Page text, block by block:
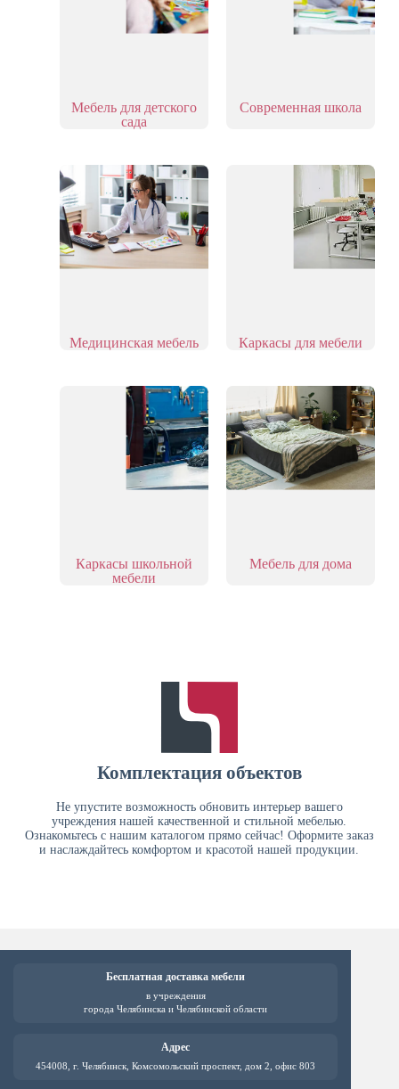
Мебель для детского
сада
Современная школа
Медицинская мебель Каркасы для мебели
Каркасы школьной
мебели
Мебель для дома
Комплектация объектов
Не упустите возможность обновить интерьер вашего
учреждения нашей качественной и стильной мебелью.
Ознакомьтесь с нашим каталогом прямо сейчас! Оформите заказ
и наслаждайтесь комфортом и красотой нашей продукции.
Мебель для организаций и учреждений
от производителя
каталог моделей, описание, размеры и актуальные цены
Добро пожаловать!
Бесплатная доставка мебели
в учреждения
города Челябинска и Челябинской области
Адрес
454008, г. Челябинск, Комсомольский проспект, дом 2, офис 803